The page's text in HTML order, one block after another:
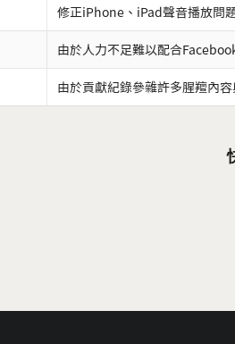
修正iPhone、iPad聲音播放問
由於人力不足難以配合
由於貢獻紀錄參雜許多腥羶內